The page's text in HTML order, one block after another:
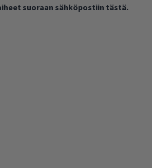
suoraan sähköpostiin tästä.